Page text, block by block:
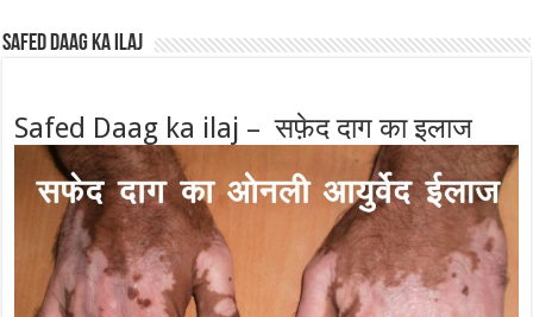
Safed Daag ka ilaj
Safed Daag ka ilaj – सफ़ेद दाग का इलाज